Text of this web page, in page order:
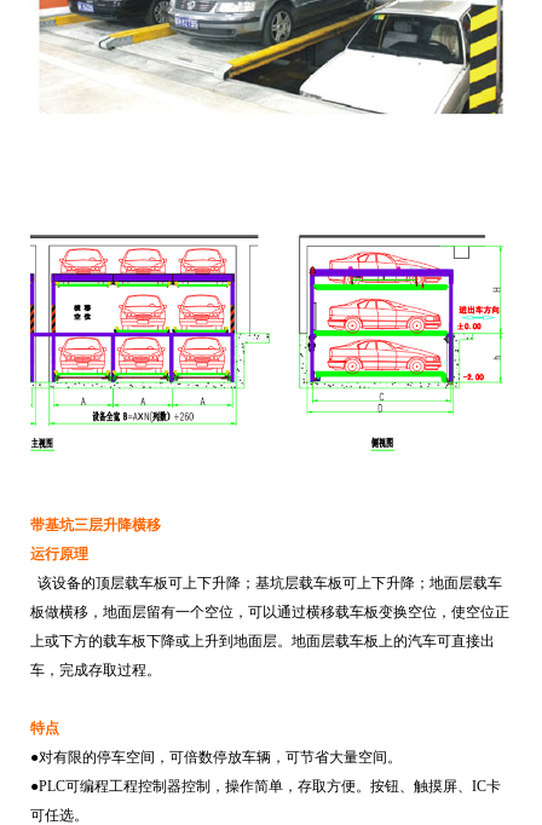
带基坑三层升降横移
运行原理
该设备的顶层载车板可上下升降；基坑层载车板可上下升降；地面层载车
板做横移，地面层留有一个空位，可以通过横移载车板变换空位，使空位正
上或下方的载车板下降或上升到地面层。地面层载车板上的汽车可直接出
车，完成存取过程。
特点
●对有限的停车空间，可倍数停放车辆，可节省大量空间。
●PLC可编程工程控制器控制，操作简单，存取方便。按钮、触摸屏、 IC卡
可任选。